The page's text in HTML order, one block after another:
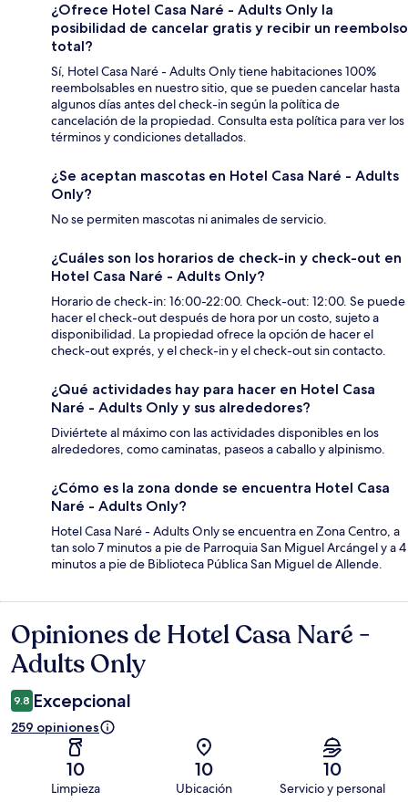
¿Ofrece Hotel Casa Naré - Adults Only la
posibilidad de cancelar gratis y recibir un reembolso
total?
Sí, Hotel Casa Naré - Adults Only tiene habitaciones 100%
reembolsables en nuestro sitio, que se pueden cancelar hasta
algunos días antes del check-in según la política de
cancelación de la propiedad. Consulta esta política para ver los
términos y condiciones detallados.
¿Se aceptan mascotas en Hotel Casa Naré - Adults
Only?
No se permiten mascotas ni animales de servicio.
¿Cuáles son los horarios de check-in y check-out en
Hotel Casa Naré - Adults Only?
Horario de check-in: 16:00-22:00. Check-out: 12:00. Se puede
hacer el check-out después de hora por un costo, sujeto a
disponibilidad. La propiedad ofrece la opción de hacer el
check-out exprés, y el check-in y el check-out sin contacto.
¿Qué actividades hay para hacer en Hotel Casa
Naré - Adults Only y sus alrededores?
Diviértete al máximo con las actividades disponibles en los
alrededores, como caminatas, paseos a caballo y alpinismo.
¿Cómo es la zona donde se encuentra Hotel Casa
Naré - Adults Only?
Hotel Casa Naré - Adults Only se encuentra en Zona Centro, a
tan solo 7 minutos a pie de Parroquia San Miguel Arcángel y a 4
minutos a pie de Biblioteca Pública San Miguel de Allende.
Opiniones
Opiniones de Hotel Casa Naré -
Adults Only
9.8 Excepcional
259 opiniones
10
Limpieza
10
Ubicación
10
Servicio y personal